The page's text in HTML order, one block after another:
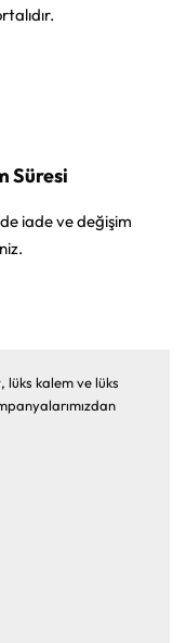
Süresi
iade ve değişim
lüks kalem ve lüks